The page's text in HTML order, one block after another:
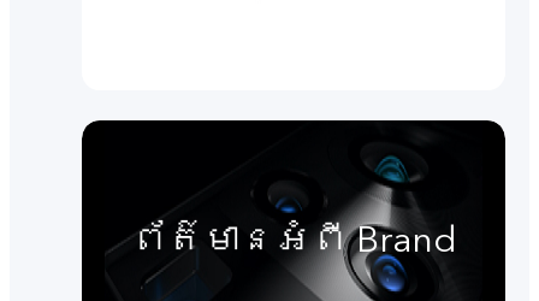
ព័ត៌មានអំពី Brand